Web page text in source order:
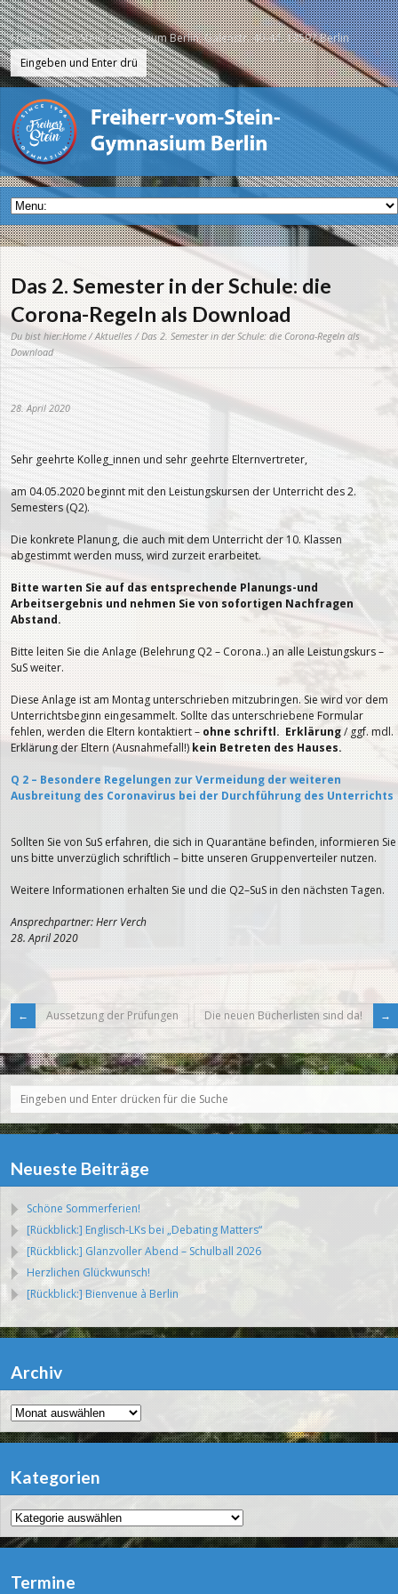
Freiherr-vom-Stein-Gymnasium Berlin, Galenstr. 40-44, 13597 Berlin
Das 2. Semester in der Schule: die
Corona-Regeln als Download
Du bist hier:Home/Aktuelles/ Das 2. Semester in der Schule: die Corona-Regeln als
Download
28. April 2020
Sehr geehrte Kolleg_innen und sehr geehrte Elternvertreter,
am 04.05.2020 beginnt mit den Leistungskursen der Unterricht des 2.
Semesters (Q2).
Die konkrete Planung, die auch mit dem Unterricht der 10. Klassen
abgestimmt werden muss, wird zurzeit erarbeitet.
Bitte warten Sie auf das entsprechende Planungs-und
Arbeitsergebnis und nehmen Sie von sofortigen Nachfragen
Abstand.
Bitte leiten Sie die Anlage (Belehrung Q2 – Corona..) an alle Leistungskurs –
SuS weiter.
Diese Anlage ist am Montag unterschrieben mitzubringen. Sie wird vor dem
Unterrichtsbeginn eingesammelt. Sollte das unterschriebene Formular
fehlen, werden die Eltern kontaktiert – ohne schriftl. Erklärung/ ggf. mdl.
Erklärung der Eltern (Ausnahmefall!) kein Betreten des Hauses.
Q 2 – Besondere Regelungen zur Vermeidung der weiteren
Ausbreitung des Coronavirus bei der Durchführung des Unterrichts
Sollten Sie von SuS erfahren, die sich in Quarantäne befinden, informieren Sie
uns bitte unverzüglich schriftlich – bitte unseren Gruppenverteiler nutzen.
Weitere Informationen erhalten Sie und die Q2–SuS in den nächsten Tagen.
Ansprechpartner: Herr Verch
28. April 2020
Aussetzung der Prüfungen Die neuen Bücherlisten sind da!
Neueste Beiträge
Schöne Sommerferien!
[Rückblick:] Englisch-LKs bei „Debating Matters“
[Rückblick:] Glanzvoller Abend – Schulball 2026
Herzlichen Glückwunsch!
[Rückblick:] Bienvenue à Berlin
Archiv
Archiv
Kategorien
Kategorien
Termine